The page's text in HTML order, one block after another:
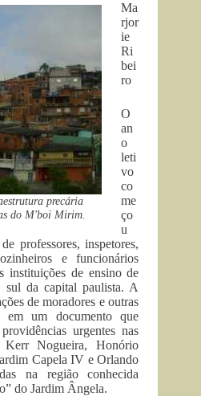
precária
do M'boi Mirim.
Ma
rjor
ie
Ri
bei
ro
O
an
o
leti
vo
co
me
ço
u
professores, inspetores,
e funcionários
instituições de ensino de
da capital paulista. A
de moradores e outras
em um documento que
urgentes nas
Kerr Nogueira, Honório
Capela IV e Orlando
na região conhecida
do Jardim Ângela.